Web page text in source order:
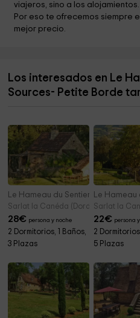
viajeros, sino a los alojamientos.
Por eso te ofrecemos siempre el
mejor precio.
Los interesados en Le
Sources- Petite Borde
Le Hameau du Sentier des
Sarlat la Canéda (Dordoña)
28€ persona y noche
2 Dormitorios, 1 Baños,
3 Plazas
Le Hameau
Sarlat la
22€ persona
2
5 Plazas